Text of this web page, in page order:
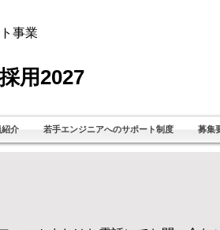
事業
用2027
紹介 若手エンジニアへのサポート制度 募集